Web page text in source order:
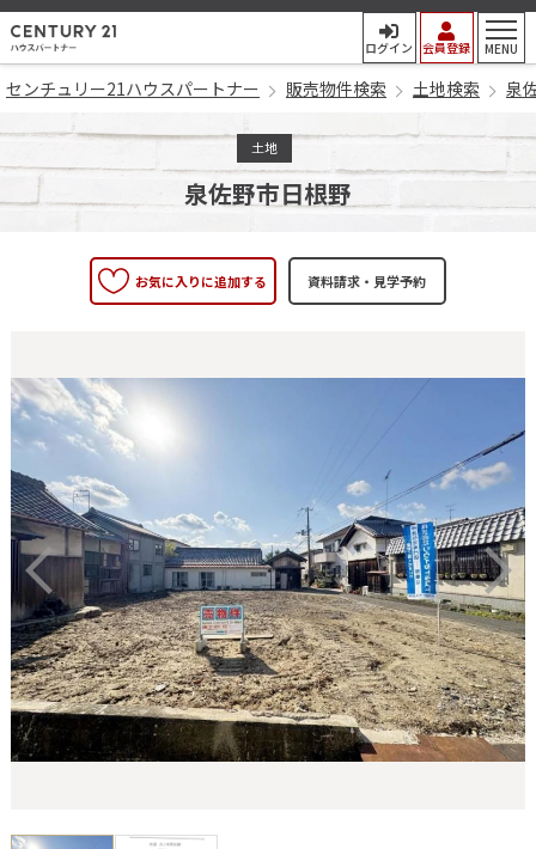
センチュリー21ハウスパート
ログイン 会員登録 MENU
センチュリー21ハウスパートナー 販売物件検索 土地検索 泉
土地
泉佐野市日根野
お気に入りに追加する